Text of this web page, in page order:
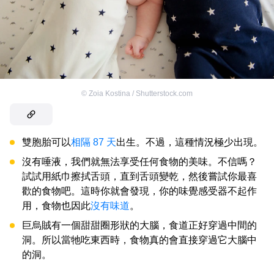
© Zoia Kostina / Shutterstock.com
雙胞胎可以相隔 87 天出生。不過，這種情況極少出現。
沒有唾液，我們就無法享受任何食物的美味。不信嗎？
試試用紙巾擦拭舌頭，直到舌頭變乾，然後嘗試你最喜
歡的食物吧。這時你就會發現，你的味覺感受器不起作
用，食物也因此沒有味道。
巨烏賊有一個甜甜圈形狀的大腦，食道正好穿過中間的
洞。所以當牠吃東西時，食物真的會直接穿過它大腦中
的洞。